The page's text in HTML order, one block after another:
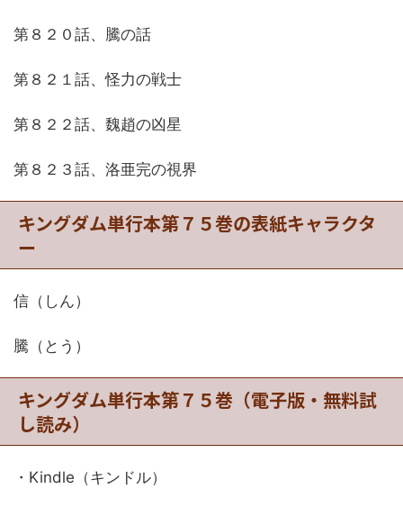
第８２０話、騰の話
第８２１話、怪力の戦士
第８２２話、魏趙の凶星
第８２３話、洛亜完の視界
キングダム単行本第７５巻の表紙キャラクタ
ー
信（しん）
騰（とう）
キングダム単行本第７５巻（電子版・無料試
し読み）
・Kindle（キンドル）